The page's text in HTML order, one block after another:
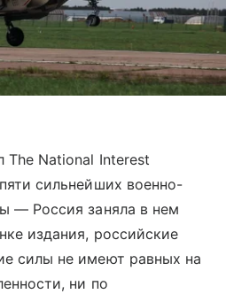
National Interest
сильнейших военно-
— Россия заняла в нем
издания, российские
силы не имеют равных на
ни по